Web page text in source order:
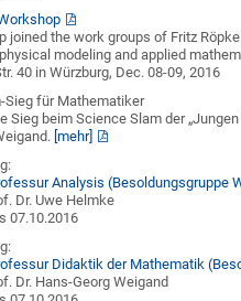
joined the work groups of Fritz
modeling and applied
40 in Würzburg, Dec. 08-09, 2016
Sieg für Mathematiker
Sieg beim Science Slam der
[mehr]
Analysis (Besoldungsgruppe
Dr. Uwe Helmke
07.10.2016
Didaktik der Mathematik
Dr. Hans-Georg Weigand